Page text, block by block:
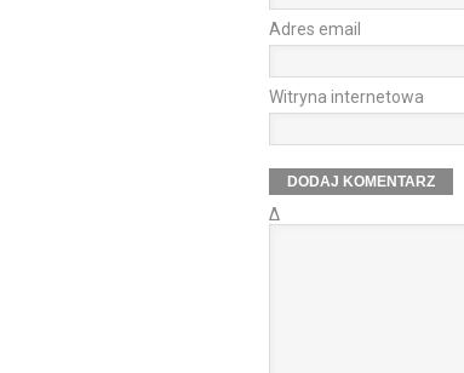
Adres email
Witryna internetowa
Δ